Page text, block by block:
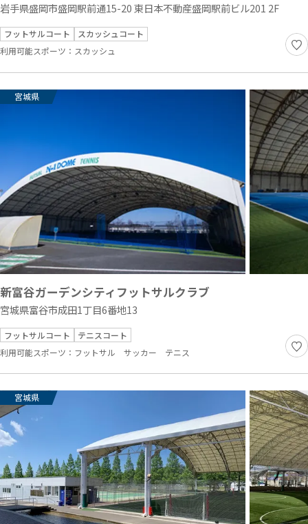
岩手県盛岡市盛岡駅前通15-20 東日本不動産盛岡駅前ビル201 2F
フットサルコート
スカッシュコート
利用可能スポーツ： スカッシュ
宮城県
新富谷ガーデンシティフットサルクラブ
宮城県富谷市成田1丁目6番地13
フットサルコート
テニスコート
利用可能スポーツ： フットサル サッカー テニス
宮城県